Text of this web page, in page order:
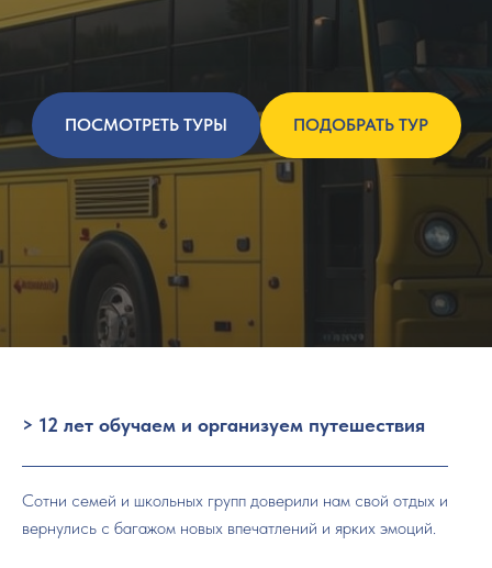
ПОСМОТРЕТЬ ТУРЫ ПОДОБРАТЬ ТУР
> 12 лет обучаем и организуем путешествия
Сотни семей и школьных групп доверили нам свой отдых и
вернулись с багажом новых впечатлений и ярких эмоций.